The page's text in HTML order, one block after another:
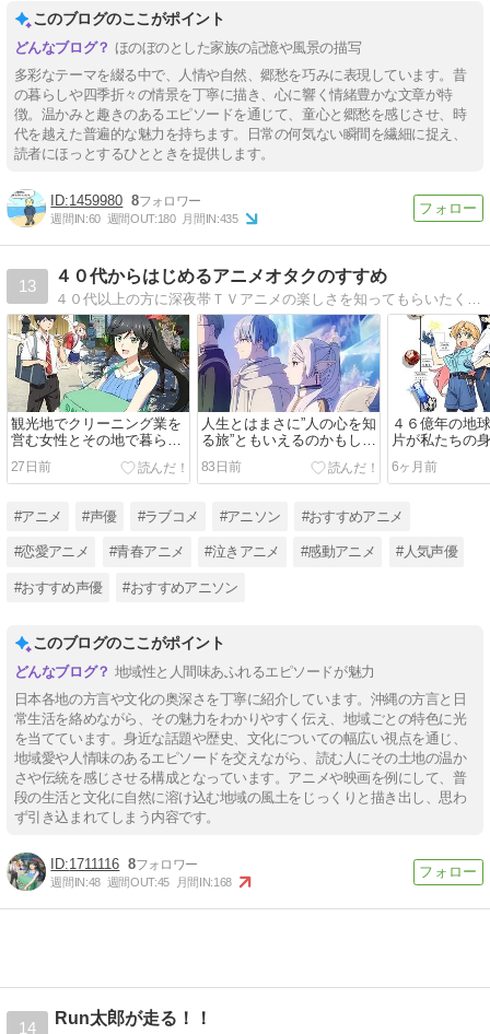
このブログのここがポイント
ほのぼのとした家族の記憶や風景の描写
多彩なテーマを綴る中で、人情や自然、郷愁を巧みに表現しています。昔
の暮らしや四季折々の情景を丁寧に描き、心に響く情緒豊かな文章が特
徴。温かみと趣きのあるエピソードを通じて、童心と郷愁を感じさせ、時
代を越えた普遍的な魅力を持ちます。日常の何気ない瞬間を繊細に捉え、
読者にほっとするひとときを提供します。
1459980 8
週間IN:60 週間OUT:180 月間IN:435
13
４０代からはじめるアニメオタクのすすめ
４０代以上の方に深夜帯ＴＶアニメの楽しさを知ってもらいたくお薦めアニメを紹介しています。忘れかけていた懐かしい気持ち・感動に再び出会う事が出来るかもしれません。
観光地でクリーニング業を
営む女性とその地で暮らす
地元民たちとのハートフル
な交流を描いた日常物語。
27日前
人生とはまさに”人の心を知
る旅”ともいえるのかもしれ
ない。その旅の先で人は何
を感じ何を得るのだろう
83日前
４６億年の地
片が私たちの
に埋もれてい
イエンスミス
6ヶ月前
#アニメ #声優 #ラブコメ #アニソン #おすすめアニメ
#恋愛アニメ #青春アニメ #泣きアニメ #感動アニメ #人気声優
#おすすめ声優 #おすすめアニソン
このブログのここがポイント
地域性と人間味あふれるエピソードが魅力
日本各地の方言や文化の奥深さを丁寧に紹介しています。沖縄の方言と日
常生活を絡めながら、その魅力をわかりやすく伝え、地域ごとの特色に光
を当てています。身近な話題や歴史、文化についての幅広い視点を通じ、
地域愛や人情味のあるエピソードを交えながら、読む人にその土地の温か
さや伝統を感じさせる構成となっています。アニメや映画を例にして、普
段の生活と文化に自然に溶け込む地域の風土をじっくりと描き出し、思わ
ず引き込まれてしまう内容です。
1711116 8
週間IN:48 週間OUT:45 月間IN:168
14
Run太郎が走る！！